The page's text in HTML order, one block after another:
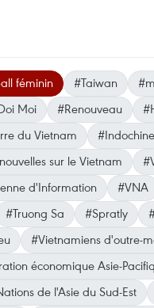
féminin #Taiwan
Moi #Renouveau
du Vietnam #Indochine
sur le Vietnam
d'Information
#VNA
#Truong Sa #Spratly
#Vietnamiens d'outre-
économique Asie-
de l'Asie du Sud-Est